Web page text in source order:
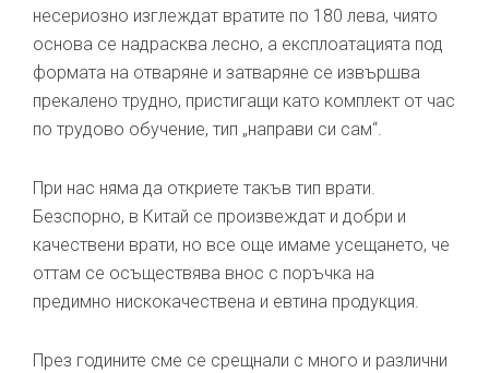
несериозно изглеждат вратите по 180 лева, чиято
основа се надрасква лесно, а експлоатацията под
формата на отваряне и затваряне се извършва
прекалено трудно, пристигащи като комплект от час
по трудово обучение, тип „направи си сам“.
При нас няма да откриете такъв тип врати.
Безспорно, в Китай се произвеждат и добри и
качествени врати, но все още имаме усещането, че
оттам се осъществява внос с поръчка на
предимно нискокачествена и евтина продукция.
През годините сме се срещнали с много и различни